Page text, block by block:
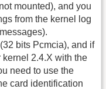
mounted), and you
from the kernel log
bits Pcmcia), and if
2.4.X with the
need to use the
card identification